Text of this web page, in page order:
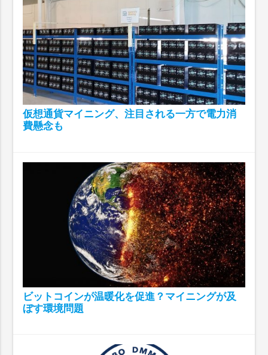
仮想通貨マイニング、注目される一方で電力消
費懸念も
ビットコインが温暖化を促進？マイニングが及
ぼす環境問題